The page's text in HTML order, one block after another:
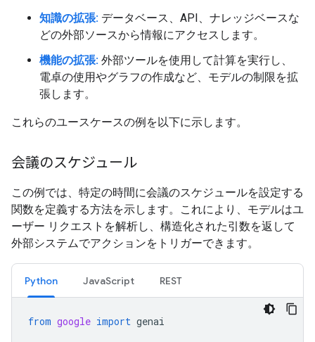
知識の拡張: データベース、API、ナレッジベースな
どの外部ソースから情報にアクセスします。
機能の拡張: 外部ツールを使用して計算を実行し、
電卓の使用やグラフの作成など、モデルの制限を拡
張します。
これらのユースケースの例を以下に示します。
会議のスケジュール
この例では、特定の時間に会議のスケジュールを設定する
関数を定義する方法を示します。これにより、モデルはユ
ーザー リクエストを解析し、構造化された引数を返して
外部システムでアクションをトリガーできます。
Python JavaScript REST
from google import genai